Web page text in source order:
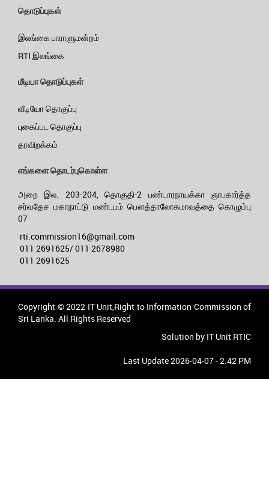
தொடுப்புகள்
இலங்கை பாராளுமன்றம்
RTI இலங்கை
மீடியா தொடுப்புகள்
வீடியோ தொகுப்பு
புகைப்பட தொகுப்பு
தரவிறக்கம்
எங்களை தொடர்புகொள்ள
அறை இல. 203-204, தொகுதி-2 பண்டாரநாயக்கா ஞாபகார்த்த
சர்வதேச மகாநாட்டு மண்டபம் பௌத்தாலோகமாவத்தை கொழும்பு
07
rti.commission16@gmail.com
011 2691625/ 011 2678980
011 2691625
Copyright © 2022 IT Unit,Right to Information Commission of
Sri Lanka. All Rights Reserved
Solution by IT Unit RTIC
Last Update 2026-04-07 - 2.42 PM